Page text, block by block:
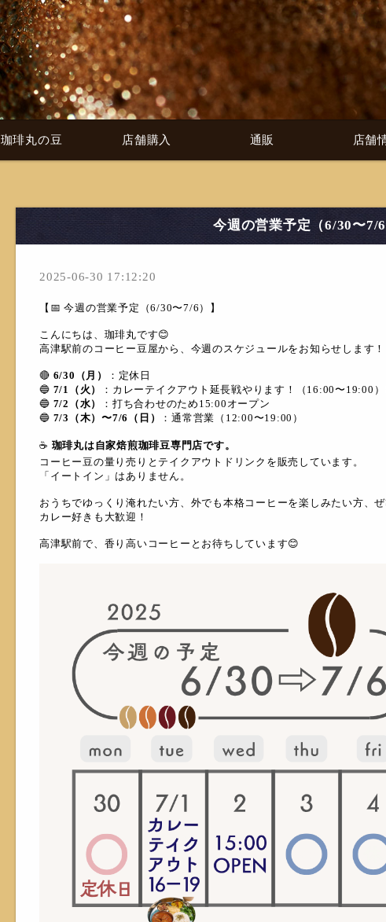
珈琲丸の豆 店舗購入 通販 店舗
今週の営業予定（6/30〜7/6
2025-06-30 17:12:20
【📅 今週の営業予定（6/30〜7/6）】
こんにちは、珈琲丸です😊
高津駅前のコーヒー豆屋から、今週のスケジュールをお知らせします！
🔴 6/30（月）
：定休日
🔵 7/1（火）
：カレーテイクアウト延長戦やります！（16:00〜19:00
🔵 7/2（水）
：打ち合わせのため15:00オープン
🔵 7/3（木）〜7/6（日） ：通常営業（12:00〜19:00）
☕ 珈琲丸は自家焙煎珈琲豆専門店です。
コーヒー豆の量り売りとテイクアウトドリンクを販売しています。
「イートイン」はありません。
おうちでゆっくり淹れたい方、外でも本格コーヒーを楽しみたい方、
カレー好きも大歓迎！
高津駅前で、香り高いコーヒーとお待ちしています😊